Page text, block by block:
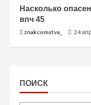
Насколько
впч 45
znakcomstva_ 24
ПОИСК